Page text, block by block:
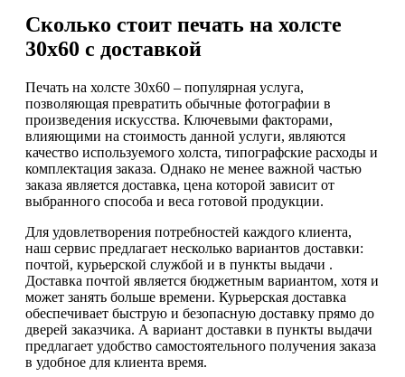
Сколько стоит печать на холсте
30х60 с доставкой
Печать на холсте 30х60 – популярная услуга,
позволяющая превратить обычные фотографии в
произведения искусства. Ключевыми факторами,
влияющими на стоимость данной услуги, являются
качество используемого холста, типографские расходы и
комплектация заказа. Однако не менее важной частью
заказа является доставка, цена которой зависит от
выбранного способа и веса готовой продукции.
Для удовлетворения потребностей каждого клиента,
наш сервис предлагает несколько вариантов доставки:
почтой, курьерской службой и в пункты выдачи .
Доставка почтой является бюджетным вариантом, хотя и
может занять больше времени. Курьерская доставка
обеспечивает быструю и безопасную доставку прямо до
дверей заказчика. А вариант доставки в пункты выдачи
предлагает удобство самостоятельного получения заказа
в удобное для клиента время.